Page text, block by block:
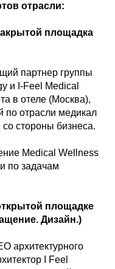
отрасли:
площадка
партнер группы
и I-Feel Medical
в отеле (Москва),
отрасли медикал
стороны бизнеса.
Medical Wellness
по задачам
площадке
Дизайн.)
архитектурного
I Feel